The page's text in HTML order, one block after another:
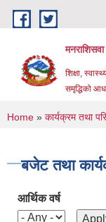
Skip to main content
शिक्षा,
समृद्धिको
You are
Home » कार्यक्रम तथा
बजेट तथा
आर्थिक वर्ष